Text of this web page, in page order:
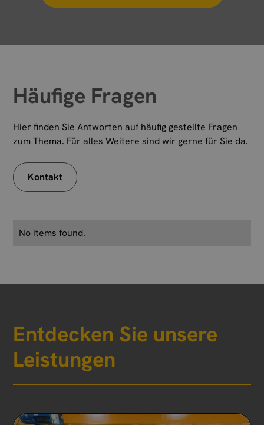
Häufige Fragen
Hier finden Sie Antworten auf häufig gestellte Fragen
zum Thema. Für alles Weitere sind wir gerne für Sie da.
Kontakt
No items found.
Entdecken Sie unsere
Leistungen